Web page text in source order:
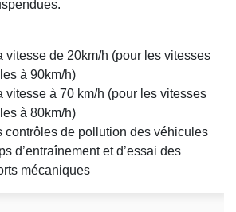
vitesse de 20km/h (pour les vitesses
à 90km/h)
vitesse à 70 km/h (pour les vitesses
à 80km/h)
contrôles de pollution des véhicules
d’entraînement et d’essai des
mécaniques